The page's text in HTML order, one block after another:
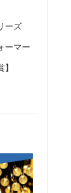
ーズ
ーマー